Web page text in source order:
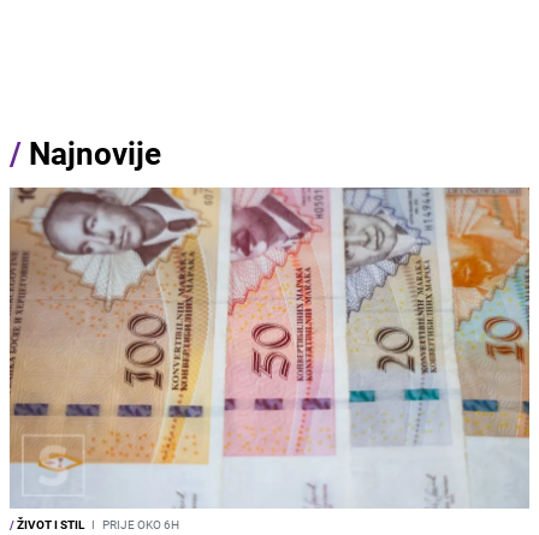
/ Najnovije
/ŽIVOT I STIL I PRIJE OKO 6H